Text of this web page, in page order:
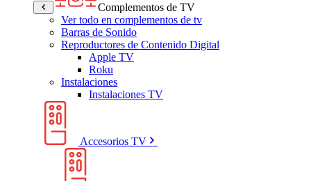
Complementos de TV
Ver todo en complementos de tv
Barras de Sonido
Reproductores de Contenido Digital
Apple TV
Roku
Instalaciones
Instalaciones TV
Accesorios TV